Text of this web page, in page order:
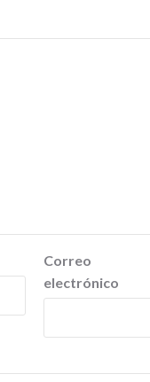
Correo
electrónico